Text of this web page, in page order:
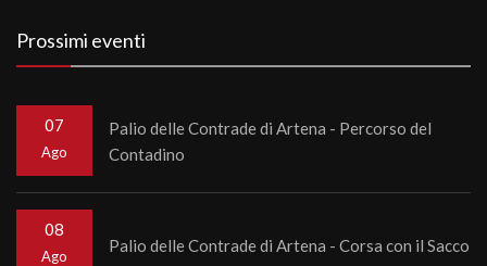
Prossimi eventi
07
Ago
Palio delle Contrade di Artena - Percorso del
Contadino
08
Ago
Palio delle Contrade di Artena - Corsa con il Sacco